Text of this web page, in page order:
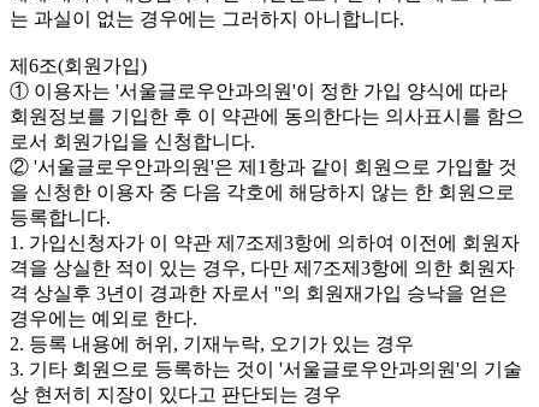
는 과실이 없는 경우에는 그러하지 아니합니다.
제6조(회원가입)
① 이용자는 '서울글로우안과의원'이 정한 가입 양식에 따라
회원정보를 기입한 후 이 약관에 동의한다는 의사표시를 함으
로서 회원가입을 신청합니다.
② '서울글로우안과의원'은 제1항과 같이 회원으로 가입할 것
을 신청한 이용자 중 다음 각호에 해당하지 않는 한 회원으로
등록합니다.
1. 가입신청자가 이 약관 제7조제3항에 의하여 이전에 회원자
격을 상실한 적이 있는 경우, 다만 제7조제3항에 의한 회원자
격 상실후 3년이 경과한 자로서 ''의 회원재가입 승낙을 얻은
경우에는 예외로 한다.
2. 등록 내용에 허위, 기재누락, 오기가 있는 경우
3. 기타 회원으로 등록하는 것이 '서울글로우안과의원'의 기술
상 현저히 지장이 있다고 판단되는 경우